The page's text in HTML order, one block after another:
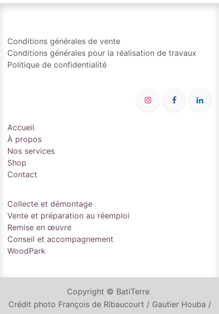
Conditions générales de vente
Conditions générales pour la réalisation de travaux
Politique de confidentialité
Accueil
À propos
Nos services
Shop
Contact
Collecte et démontage
Vente et préparation au réemploi
Remise en œuvre
Conseil et accompagnement
WoodPark
Copyright © BatiTerre
Crédit photo François de Ribaucourt / Gautier Houba /